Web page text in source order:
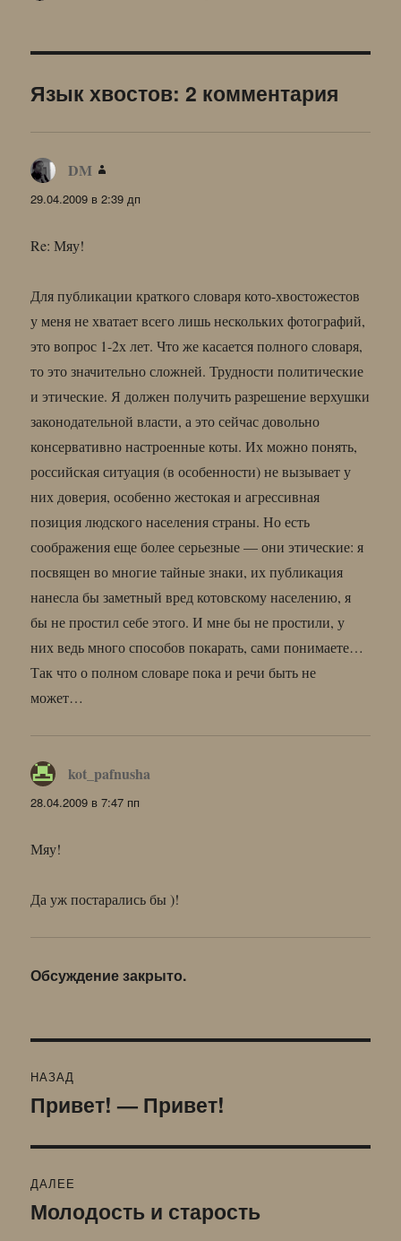
Язык хвостов: 2 комментария
DM
29.04.2009 в 2:39 дп
Re: Мяу!
Для публикации краткого словаря кото-хвостожестов
у меня не хватает всего лишь нескольких фотографий,
это вопрос 1-2х лет. Что же касается полного словаря,
то это значительно сложней. Трудности политические
и этические. Я должен получить разрешение верхушки
законодательной власти, а это сейчас довольно
консервативно настроенные коты. Их можно понять,
российская ситуация (в особенности) не вызывает у
них доверия, особенно жестокая и агрессивная
позиция людского населения страны. Но есть
соображения еще более серьезные — они этические: я
посвящен во многие тайные знаки, их публикация
нанесла бы заметный вред котовскому населению, я
бы не простил себе этого. И мне бы не простили, у
них ведь много способов покарать, сами понимаете…
Так что о полном словаре пока и речи быть не
может…
kot_pafnusha
28.04.2009 в 7:47 пп
Мяу!
Да уж постарались бы )!
Обсуждение закрыто.
по
НАЗАД
Предыдущая
Привет! — Привет!
ДАЛЕЕ
Следующая
Молодость и старость